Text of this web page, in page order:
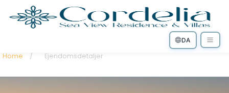
DA
Home / Ejendomsdetaljer